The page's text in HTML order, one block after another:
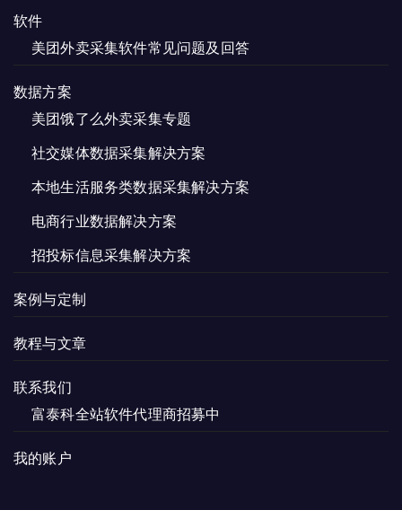
软件
美团外卖采集软件常见问题及回答
数据方案
美团饿了么外卖采集专题
社交媒体数据采集解决方案
本地生活服务类数据采集解决方案
电商行业数据解决方案
招投标信息采集解决方案
案例与定制
教程与文章
联系我们
富泰科全站软件代理商招募中
我的账户